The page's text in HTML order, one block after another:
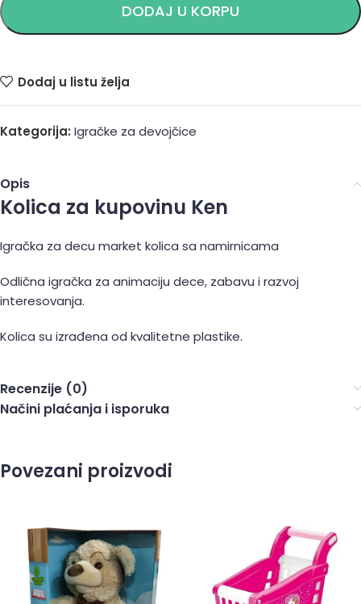
DODAJ U KORPU
Dodaj u listu želja
Kategorija: Igračke za devojčice
Opis
Kolica za kupovinu Ken
Igračka za decu market kolica sa namirnicama
Odlična igračka za animaciju dece, zabavu i razvoj
interesovanja.
Kolica su izrađena od kvalitetne plastike.
Recenzije (0)
Načini plaćanja i isporuka
Povezani proizvodi